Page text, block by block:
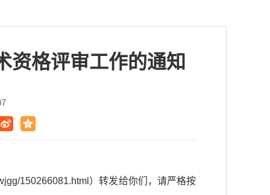
资格评审工作的通知
150266081.html）转发给你们，请严格按